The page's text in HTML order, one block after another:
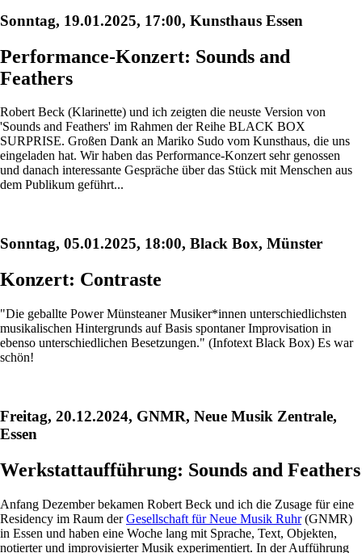
Sonntag, 19.01.2025, 17:00, Kunsthaus Essen
Performance-Konzert: Sounds and
Feathers
Robert Beck (Klarinette) und ich zeigten die neuste Version von
'Sounds and Feathers' im Rahmen der Reihe BLACK BOX
SURPRISE. Großen Dank an Mariko Sudo vom Kunsthaus, die uns
eingeladen hat. Wir haben das Performance-Konzert sehr genossen
und danach interessante Gespräche über das Stück mit Menschen aus
dem Publikum geführt...
Sonntag, 05.01.2025, 18:00, Black Box, Münster
Konzert: Contraste
"Die geballte Power Münsteaner Musiker*innen unterschiedlichsten
musikalischen Hintergrunds auf Basis spontaner Improvisation in
ebenso unterschiedlichen Besetzungen." (Infotext Black Box) Es war
schön!
Freitag, 20.12.2024, GNMR, Neue Musik Zentrale,
Essen
Werkstattaufführung: Sounds and Feathers
Anfang Dezember bekamen Robert Beck und ich die Zusage für eine
Residency im Raum derGesellschaft für Neue Musik Ruhr(GNMR)
in Essen und haben eine Woche lang mit Sprache, Text, Objekten,
notierter und improvisierter Musik experimentiert. In der Aufführung